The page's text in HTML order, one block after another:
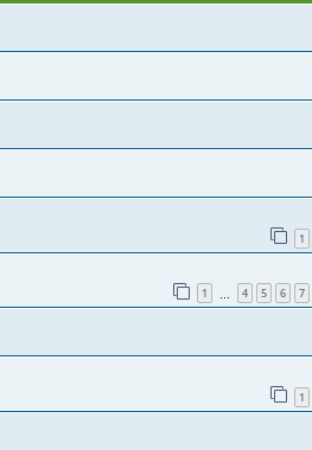
1
1 4 5 6 7
1